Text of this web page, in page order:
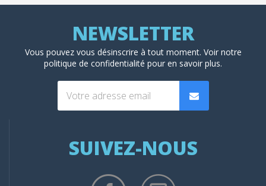
Vous pouvez vous désinscrire à tout moment. Voir notre
politique de confidentialité pour en savoir plus.
SUIVEZ-NOUS